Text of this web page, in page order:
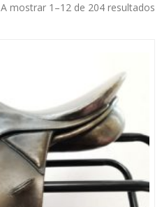
A mostrar 1–12 de 204 resultados